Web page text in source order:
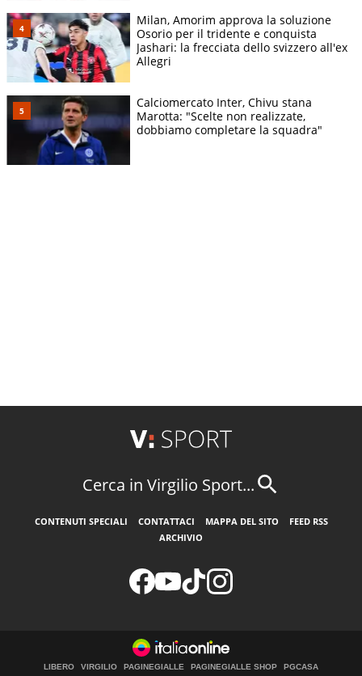
Milan, Amorim approva la soluzione
Osorio per il tridente e conquista
Jashari: la frecciata dello svizzero all'ex
Allegri
Calciomercato Inter, Chivu stana
Marotta: "Scelte non realizzate,
dobbiamo completare la squadra"
Cerca in Virgilio Sport...
CONTENUTI SPECIALI CONTATTACI MAPPA DEL SITO
FEED RSS
ARCHIVIO
LIBERO VIRGILIO PAGINEGIALLE PAGINEGIALLE SHOP PGCASA